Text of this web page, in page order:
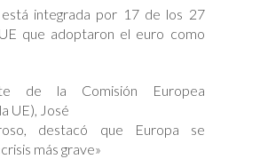
está integrada por 17 de los 27
que adoptaron el euro como
de la Comisión Europea
UE), José
destacó que Europa se
más grave»